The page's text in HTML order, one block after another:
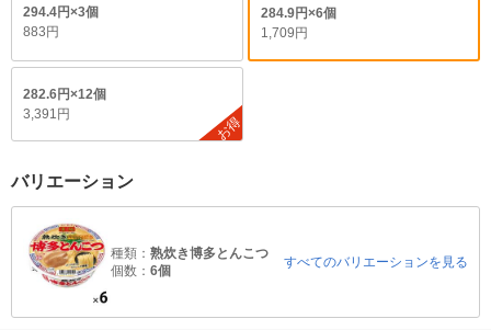
294.4円×3個
883円
284.9円×6個
1,709円
282.6円×12個
3,391円
お得
バリエーション
種類： 熟炊き博多とんこつ
個数： 6個
すべてのバリエーションを見る